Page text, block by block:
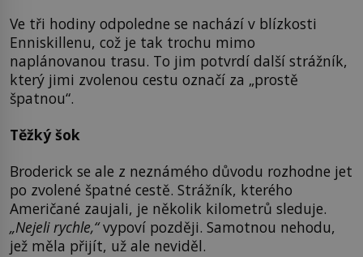
Ve tři hodiny odpoledne se nachází v blízkosti
Enniskillenu, což je tak trochu mimo
naplánovanou trasu. To jim potvrdí další strážník,
který jimi zvolenou cestu označí za „prostě
špatnou“.
Těžký šok
Broderick se ale z neznámého důvodu rozhodne jet
po zvolené špatné cestě. Strážník, kterého
Američané zaujali, je několik kilometrů sleduje.
„Nejeli rychle,“vypoví později. Samotnou nehodu,
jež měla přijít, už ale neviděl.